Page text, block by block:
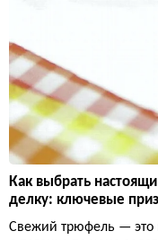
Как выбрать
делку: ключевые
Свежий трюфель — это